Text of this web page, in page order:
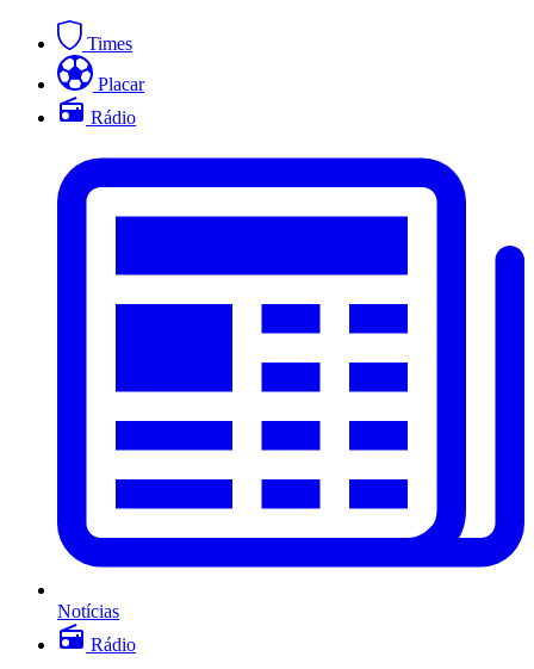
Times
Placar
Rádio
Notícias
Rádio